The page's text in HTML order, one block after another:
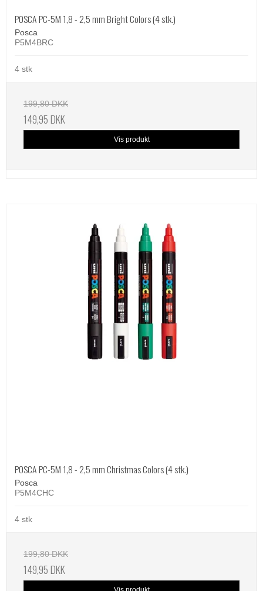
POSCA PC-5M 1,8 - 2,5 mm Bright Colors (4 stk.)
Posca
P5M4BRC
4 stk
199,80 DKK
149,95 DKK
Vis produkt
POSCA PC-5M 1,8 - 2,5 mm Christmas Colors (4 stk.)
Posca
P5M4CHC
4 stk
199,80 DKK
149,95 DKK